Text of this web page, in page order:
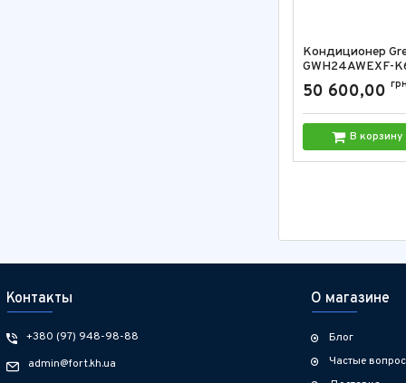
Кондиционер
GWH24AWEXF-
24000 BTU
Артикул:
50 600,00 грн
В корзину
Контакты
+380 (97) 948-98-88
admin@fort.kh.ua
О магазине
Блог
Частые